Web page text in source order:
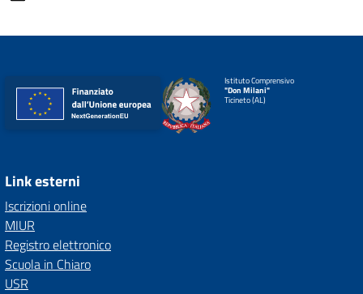
Istituto Comprensivo
"Don Milani"
Ticineto (AL)
Link esterni
Iscrizioni online
MIUR
Registro elettronico
Scuola in Chiaro
USR